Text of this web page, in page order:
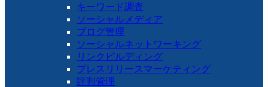
キーワード調査
ソーシャルメディア
ブログ管理
ソーシャルネットワーキング
リンクビルディング
プレスリリースマーケティング
評判管理